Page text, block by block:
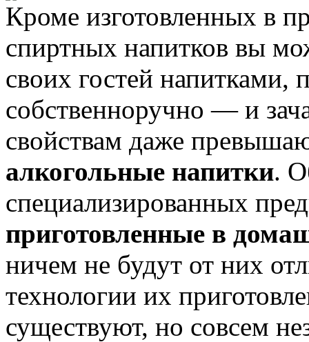
Кроме изготовленных в
спиртных напитков вы
своих гостей напитками,
собственноручно — и
свойствам даже
алкогольные напитки.
специализированных
приготовленные в
ничем не будут от них
технологии их
существуют, но совсем